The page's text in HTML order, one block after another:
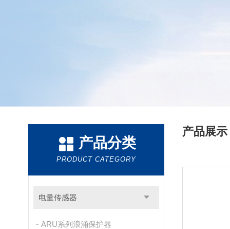
产品分类
PRODUCT CATEGORY
电量传感器
ARU系列浪涌保护器
产品展示